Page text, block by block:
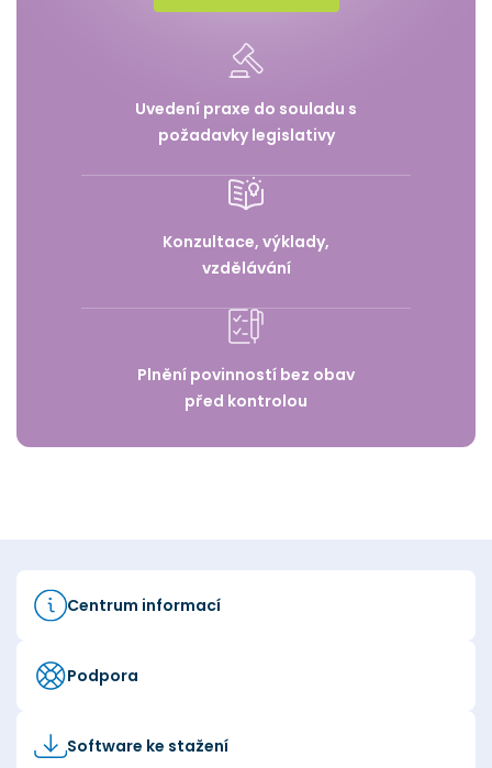
Uvedení praxe do souladu s
požadavky legislativy
Konzultace, výklady,
vzdělávání
Plnění povinností bez obav
před kontrolou
Centrum informací
Podpora
Software ke stažení